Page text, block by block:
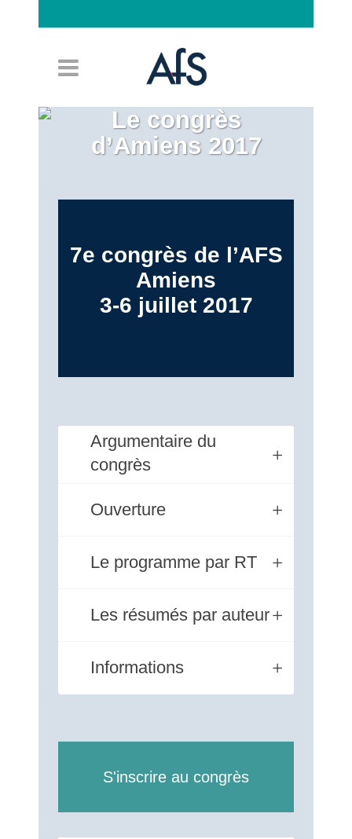
Le congrès
d’Amiens 2017
7e congrès de l’AFS
Amiens
3-6 juillet 2017
Argumentaire du
congrès
Ouverture
Le programme par RT
Les résumés par auteur
Informations
S'inscrire au congrès